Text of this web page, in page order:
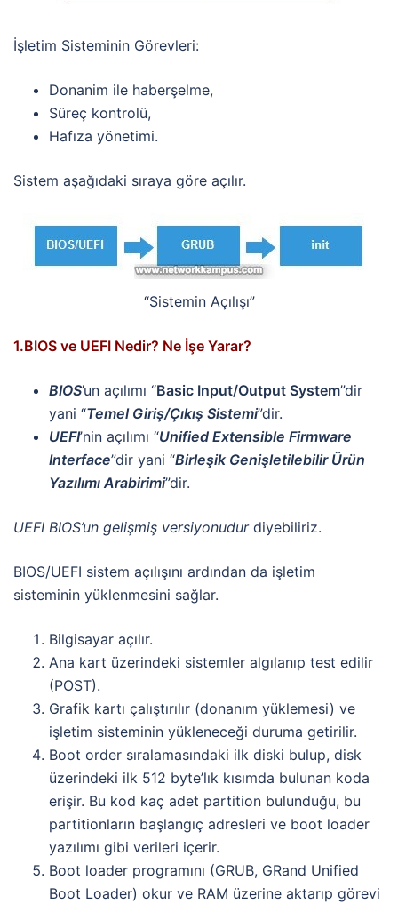
İşletim Sisteminin Görevleri:
Donanim ile haberşelme,
Süreç kontrolü,
Hafıza yönetimi.
Sistem aşağıdaki sıraya göre açılır.
“Sistemin Açılışı”
1.BIOS ve UEFI Nedir? Ne İşe Yarar?
BIOS’un açılımı “Basic Input/Output System”dir
yani “Temel Giriş/Çıkış Sistemi”dir.
UEFI’nin açılımı “Unified Extensible Firmware
Interface”dir yani “Birleşik Genişletilebilir Ürün
Yazılımı Arabirimi”dir.
UEFI BIOS’un gelişmiş versiyonudurdiyebiliriz.
BIOS/UEFI sistem açılışını ardından da işletim
sisteminin yüklenmesini sağlar.
Bilgisayar açılır.
Ana kart üzerindeki sistemler algılanıp test edilir
(POST).
Grafik kartı çalıştırılır (donanım yüklemesi) ve
işletim sisteminin yükleneceği duruma getirilir.
Boot order sıralamasındaki ilk diski bulup, disk
üzerindeki ilk 512 byte’lık kısımda bulunan koda
erişir. Bu kod kaç adet partition bulunduğu, bu
partitionların başlangıç adresleri ve boot loader
yazılımı gibi verileri içerir.
Boot loader programını (GRUB, GRand Unified
Boot Loader) okur ve RAM üzerine aktarıp görevi